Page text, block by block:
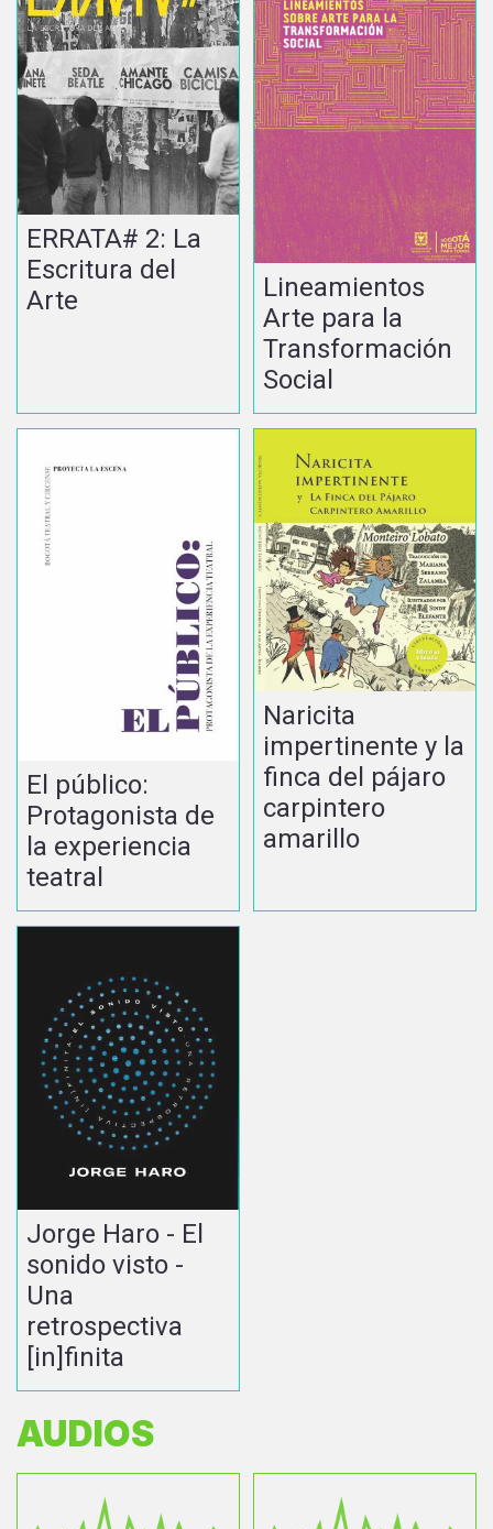
ERRATA# 2: La
Escritura del
Arte
Lineamientos
Arte para la
Transformación
Social
El público:
Protagonista de
la experiencia
teatral
Naricita
impertinente y la
finca del pájaro
carpintero
amarillo
Jorge Haro - El
sonido visto -
Una
retrospectiva
[in]finita
AUDIOS